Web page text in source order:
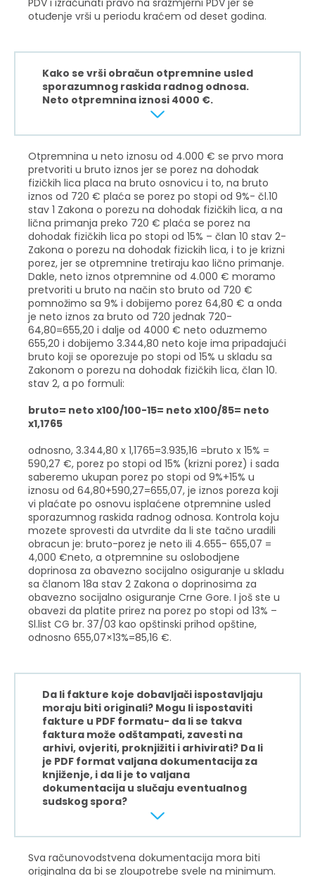
PDV i izračunati pravo na srazmjerni PDV jer se
otuđenje vrši u periodu kraćem od deset godina.
Kako se vrši obračun otpremnine usled
sporazumnog raskida radnog odnosa.
Neto otpremnina iznosi 4000 €.
Otpremnina u neto iznosu od 4.000 € se prvo mora
pretvoriti u bruto iznos jer se porez na dohodak
fizičkih lica placa na bruto osnovicu i to, na bruto
iznos od 720 € plaća se porez po stopi od 9%- čl.10
stav 1 Zakona o porezu na dohodak fizičkih lica, a na
lična primanja preko 720 € plaća se porez na
dohodak fizičkih lica po stopi od 15% – član 10 stav 2-
Zakona o porezu na dohodak fizickih lica, i to je krizni
porez, jer se otpremnine tretiraju kao lično primanje.
Dakle, neto iznos otpremnine od 4.000 € moramo
pretvoriti u bruto na način sto bruto od 720 €
pomnožimo sa 9% i dobijemo porez 64,80 € a onda
je neto iznos za bruto od 720 jednak 720-
64,80=655,20 i dalje od 4000 € neto oduzmemo
655,20 i dobijemo 3.344,80 neto koje ima pripadajući
bruto koji se oporezuje po stopi od 15% u skladu sa
Zakonom o porezu na dohodak fizičkih lica, član 10.
stav 2, a po formuli:
bruto= neto x100/100-15= neto x100/85= neto
x1,1765
odnosno, 3.344,80 x 1,1765=3.935,16 =bruto x 15% =
590,27 €, porez po stopi od 15% (krizni porez) i sada
saberemo ukupan porez po stopi od 9%+15% u
iznosu od 64,80+590,27=655,07, je iznos poreza koji
vi plaćate po osnovu isplaćene otpremnine usled
sporazumnog raskida radnog odnosa. Kontrola koju
mozete sprovesti da utvrdite da li ste tačno uradili
obracun je: bruto-porez je neto ili 4.655- 655,07 =
4,000 €neto, a otpremnine su oslobodjene
doprinosa za obavezno socijalno osiguranje u skladu
sa članom 18a stav 2 Zakona o doprinosima za
obavezno socijalno osiguranje Crne Gore. I još ste u
obavezi da platite prirez na porez po stopi od 13% –
Sl.list CG br. 37/03 kao opštinski prihod opštine,
odnosno 655,07×13%=85,16 €.
Da li fakture koje dobavljači ispostavljaju
moraju biti originali? Mogu li ispostaviti
fakture u PDF formatu- da li se takva
faktura može odštampati, zavesti na
arhivi, ovjeriti, proknjižiti i arhivirati? Da li
je PDF format valjana dokumentacija za
knjiženje, i da li je to valjana
dokumentacija u slučaju eventualnog
sudskog spora?
Sva računovodstvena dokumentacija mora biti
originalna da bi se zloupotrebe svele na minimum.